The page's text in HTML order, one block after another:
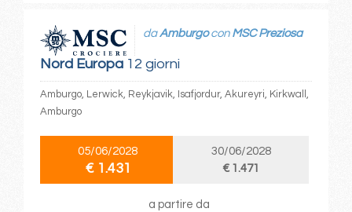
Nord Europa12 giorni
daAmburgocon MSC Preziosa
Amburgo, Lerwick, Reykjavik, Isafjordur, Akureyri, Kirkwall,
Amburgo
05/06/2028
€ 1.431
30/06/2028
€ 1.471
a partire da